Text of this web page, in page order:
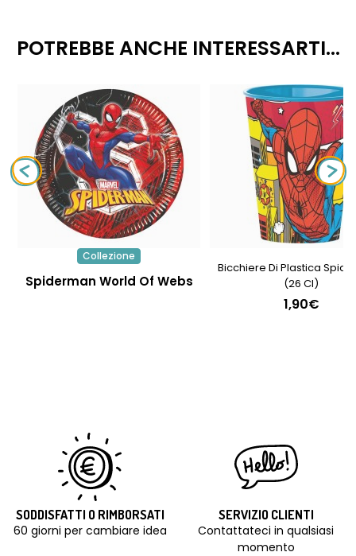
POTREBBE ANCHE INTERESSARTI...
Collezione
Spiderman World Of Webs
Bicchiere Di Plastica
(26 Cl)
1,90€
SODDISFATTI O RIMBORSATI
60 giorni per cambiare idea
SERVIZIO CLIENTI
Contattateci in qualsiasi
momento